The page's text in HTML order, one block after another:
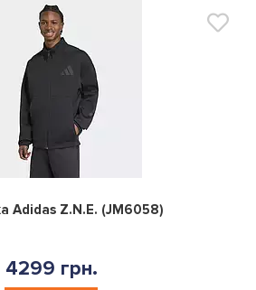
0
Adidas Z.N.E. (JM6058)
4299 грн.